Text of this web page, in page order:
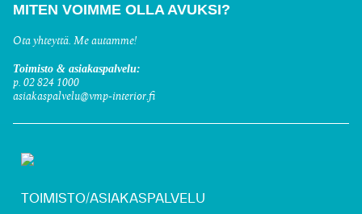
MITEN VOIMME OLLA AVUKSI?
Ota yhteyttä. Me autamme!
Toimisto & asiakaspalvelu:
p. 02 824 1000
asiakaspalvelu@vmp-interior.fi
TOIMISTO/ASIAKASPALVELU